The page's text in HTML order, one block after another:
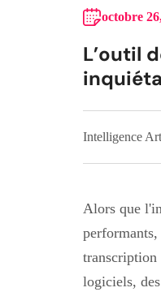
octobre
L’outil
Intelligence
Alors que
transcription
logiciels,